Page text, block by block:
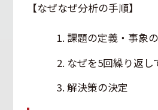
【なぜなぜ分析の手順】
課題の定義・事象
なぜを5回繰り返し
解決策の決定